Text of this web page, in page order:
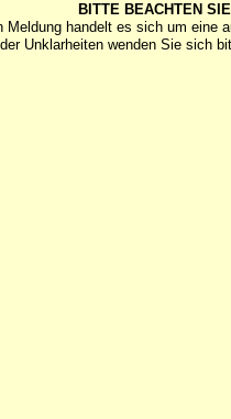
BITTE BEACHTEN SIE
Meldung handelt es sich um eine
Unklarheiten wenden Sie sich